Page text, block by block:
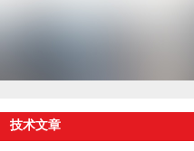
技术文章